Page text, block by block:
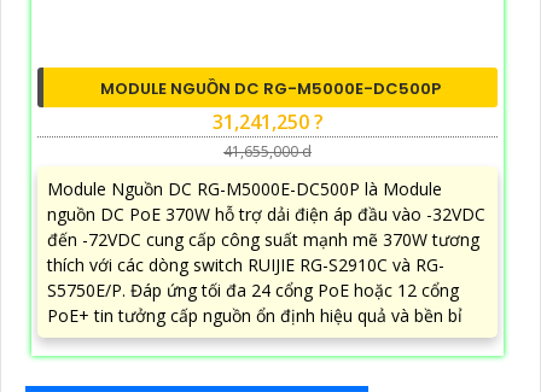
MODULE NGUỒN DC RG-M5000E-DC500P
31,241,250 ?
41,655,000 d
Module Nguồn DC RG-M5000E-DC500P là Module
nguồn DC PoE 370W hỗ trợ dải điện áp đầu vào -32VDC
đến -72VDC cung cấp công suất mạnh mẽ 370W tương
thích với các dòng switch RUIJIE RG-S2910C và RG-
S5750E/P. Đáp ứng tối đa 24 cổng PoE hoặc 12 cổng
PoE+ tin tưởng cấp nguồn ổn định hiệu quả và bền bỉ